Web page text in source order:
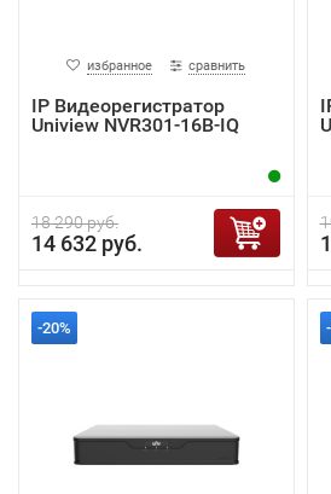
избранное сравнить
IP Видеорегистратор
Uniview NVR301-16B-IQ
18 290 руб.
14 632 руб.
-20%